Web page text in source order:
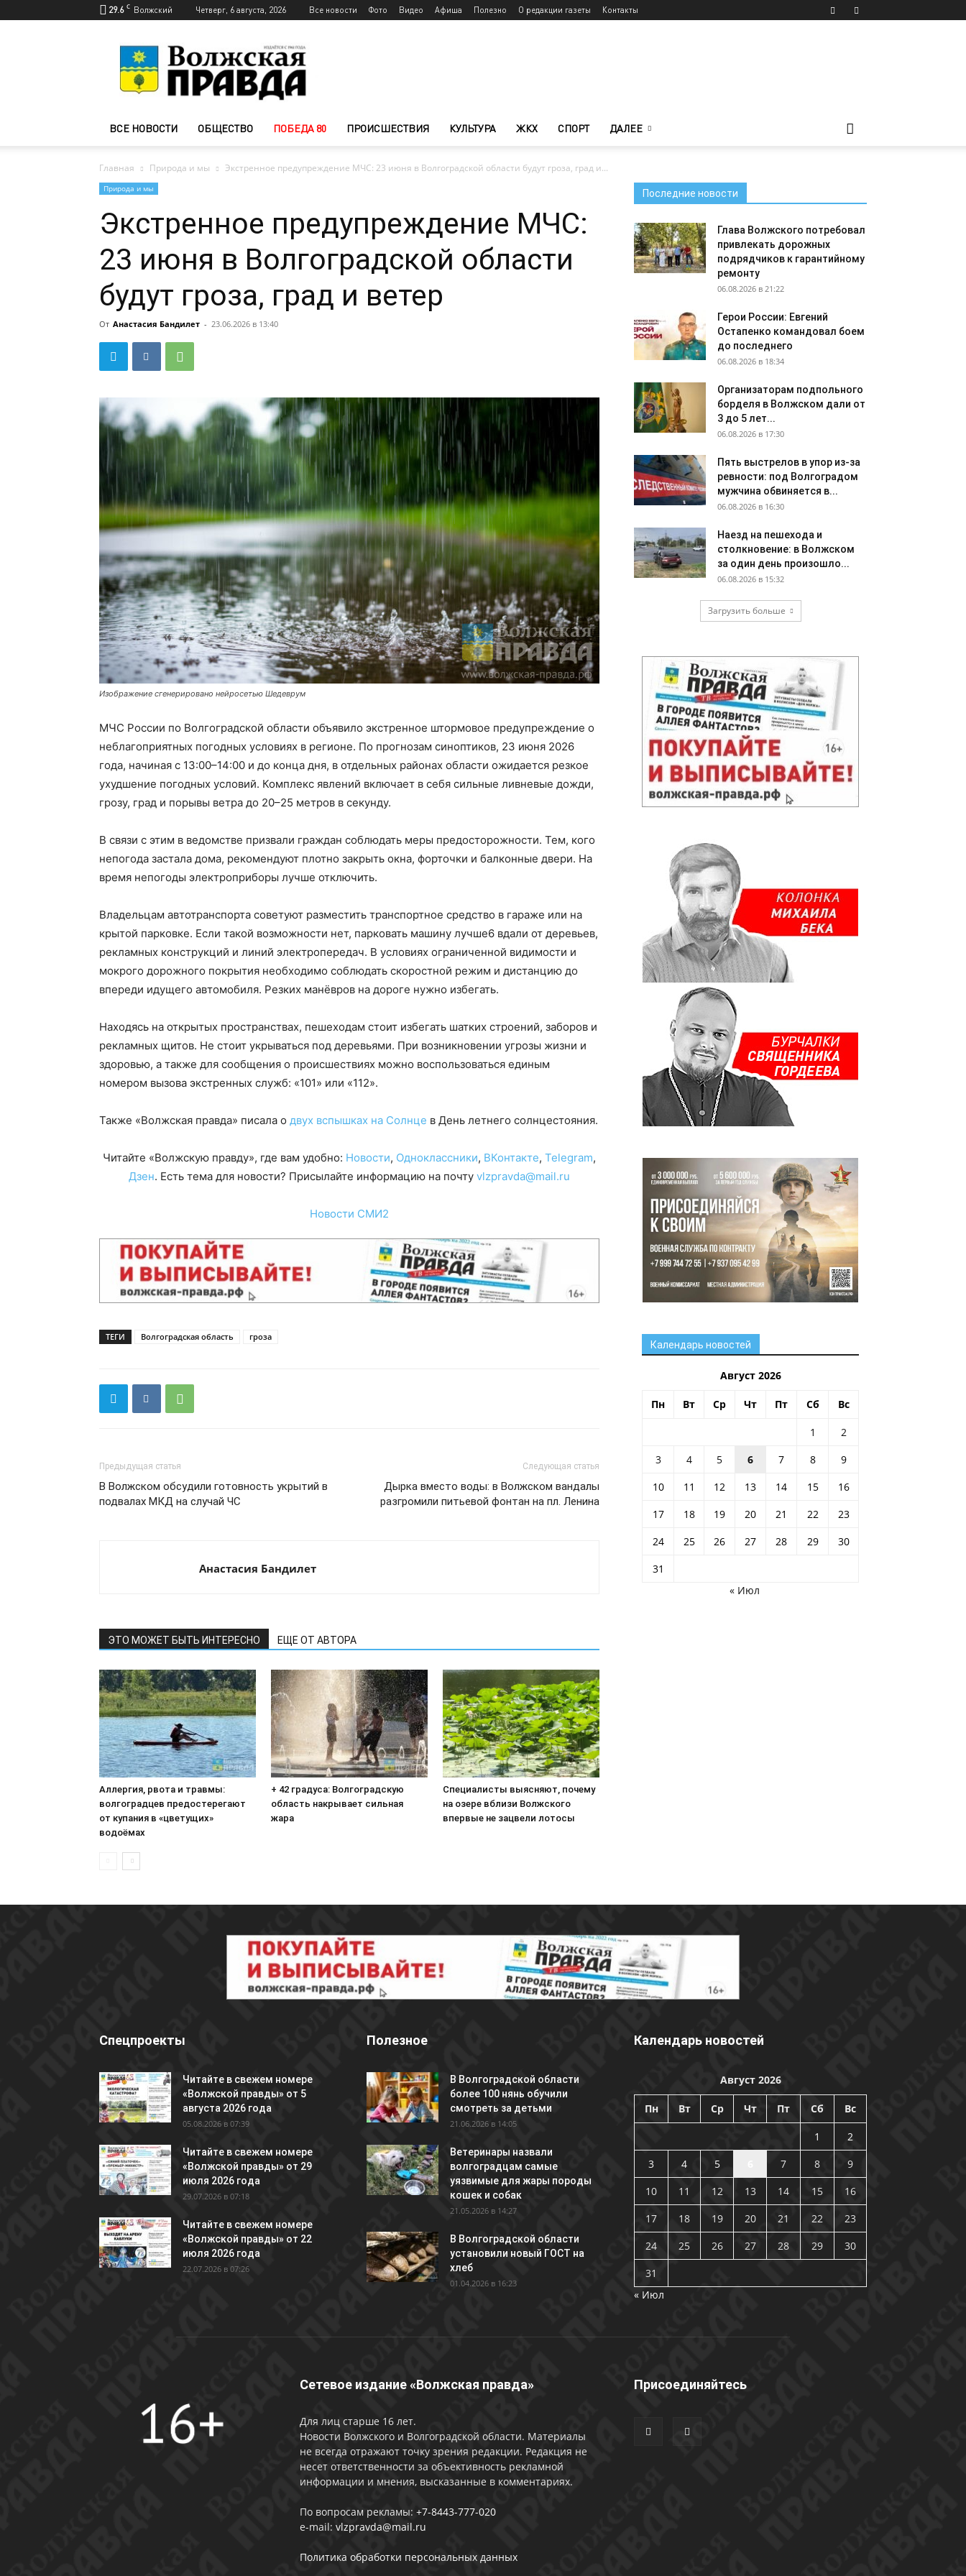
29.6 C Волжский Четверг, 6 августа, 2026 Все новости Фото Видео Афиша Полезно О редакции газеты Контакты
Волжского
—
Волжская
ВСЕ НОВОСТИ ОБЩЕСТВО ПОБЕДА 80 ПРОИСШЕСТВИЯ КУЛЬТУРА ЖКХ СПОРТ ДАЛЕЕ
Главная Природа и мы Экстренное предупреждение МЧС: 23 июня в Волгоградской области будут гроза, град и...
Природа и мы
Экстренное предупреждение МЧС:
23 июня в Волгоградской области
будут гроза, град и ветер
От Анастасия Бандилет - 23.06.2026 в 13:40
Изображение сгенерировано нейросетью Шедеврум
МЧС России по Волгоградской области объявило экстренное штормовое предупреждение о
неблагоприятных погодных условиях в регионе. По прогнозам синоптиков, 23 июня 2026
года, начиная с 13:00–14:00 и до конца дня, в отдельных районах области ожидается резкое
ухудшение погодных условий. Комплекс явлений включает в себя сильные ливневые дожди,
грозу, град и порывы ветра до 20–25 метров в секунду.
В связи с этим в ведомстве призвали граждан соблюдать меры предосторожности. Тем, кого
непогода застала дома, рекомендуют плотно закрыть окна, форточки и балконные двери. На
время непогоды электроприборы лучше отключить.
Владельцам автотранспорта советуют разместить транспортное средство в гараже или на
крытой парковке. Если такой возможности нет, парковать машину лучше6 вдали от деревьев,
рекламных конструкций и линий электропередач. В условиях ограниченной видимости и
мокрого дорожного покрытия необходимо соблюдать скоростной режим и дистанцию до
впереди идущего автомобиля. Резких манёвров на дороге нужно избегать.
Находясь на открытых пространствах, пешеходам стоит избегать шатких строений, заборов и
рекламных щитов. Не стоит укрываться под деревьями. При возникновении угрозы жизни и
здоровью, а также для сообщения о происшествиях можно воспользоваться единым
номером вызова экстренных служб: «101» или «112».
Также «Волжская правда» писала о двух вспышках на Солнце в День летнего солнцестояния.
Читайте «Волжскую правду», где вам удобно: Новости, Одноклассники, ВКонтакте, Telegram,
Дзен. Есть тема для новости? Присылайте информацию на почту vlzpravda@mail.ru
Новости СМИ2
ТЕГИ Волгоградская область гроза
Предыдущая статья
В Волжском обсудили готовность укрытий в
подвалах МКД на случай ЧС
Следующая статья
Дырка вместо воды: в Волжском вандалы
разгромили питьевой фонтан на пл. Ленина
Анастасия Бандилет
ЭТО МОЖЕТ БЫТЬ ИНТЕРЕСНО ЕЩЕ ОТ АВТОРА
Аллергия, рвота и травмы:
волгоградцев предостерегают
от купания в «цветущих»
водоёмах
+ 42 градуса: Волгоградскую
область накрывает сильная
жара
Специалисты выясняют, почему
на озере вблизи Волжского
впервые не зацвели лотосы
Последние новости
Глава Волжского потребовал
привлекать дорожных
подрядчиков к гарантийному
ремонту
06.08.2026 в 21:22
Герои России: Евгений
Остапенко командовал боем
до последнего
06.08.2026 в 18:34
Организаторам подпольного
борделя в Волжском дали от
3 до 5 лет...
06.08.2026 в 17:30
Пять выстрелов в упор из-за
ревности: под Волгоградом
мужчина обвиняется в...
06.08.2026 в 16:30
Наезд на пешехода и
столкновение: в Волжском
за один день произошло...
06.08.2026 в 15:32
Загрузить больше
Календарь новостей
Август 2026
Пн Вт Ср Чт Пт Сб Вс
1
2
3
4 5 6 7 8
9
10
11 12 13 14 15
16
17
18 19 20 21 22
23
24
25 26 27 28 29
30
31
« Июл
Спецпроекты
Читайте в свежем номере
«Волжской правды» от 5
августа 2026 года
05.08.2026 в 07:39
Читайте в свежем номере
«Волжской правды» от 29
июля 2026 года
29.07.2026 в 07:18
Читайте в свежем номере
«Волжской правды» от 22
июля 2026 года
22.07.2026 в 07:26
Полезное
В Волгоградской области
более 100 нянь обучили
смотреть за детьми
21.06.2026 в 14:05
Ветеринары назвали
волгоградцам самые
уязвимые для жары породы
кошек и собак
21.05.2026 в 14:27
В Волгоградской области
установили новый ГОСТ на
хлеб
01.04.2026 в 16:23
Календарь новостей
Август 2026
Пн Вт Ср Чт Пт Сб Вс
1
2
3
4 5 7 8
9
10
11 12 13 14 15
16
17
18 19 20 21 22
23
24
25 26 27 28 29
30
31
« Июл
Сетевое издание «Волжская правда»
Для лиц старше 16 лет.
Новости Волжского и Волгоградской области. Материалы
не всегда отражают точку зрения редакции. Редакция не
несет ответственности за объективность рекламной
информации и мнения, высказанные в комментариях.
По вопросам рекламы: +7-8443-777-020
e-mail: vlzpravda@mail.ru
Политика обработки персональных данных
Присоединяйтесь